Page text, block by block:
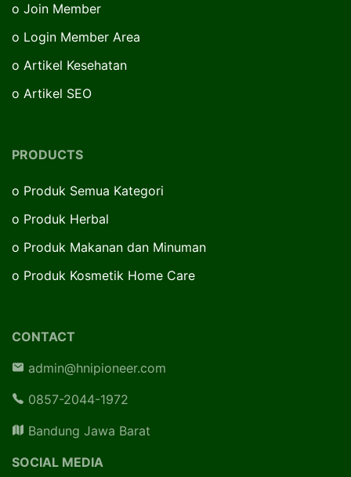
o Join Member
o Login Member Area
o Artikel Kesehatan
o Artikel SEO
PRODUCTS
o Produk Semua Kategori
o Produk Herbal
o Produk Makanan dan Minuman
o Produk Kosmetik Home Care
CONTACT
admin@hnipioneer.com
0857-2044-1972
Bandung Jawa Barat
SOCIAL MEDIA